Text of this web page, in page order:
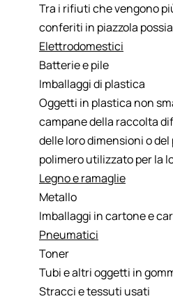
Tra i rifiuti che vengono
conferiti in piazzola
Elettrodomestici
Batterie e pile
Imballaggi di plastica
Oggetti in plastica non
campane della raccolta
delle loro dimensioni o
polimero utilizzato per la
Legno e ramaglie
Metallo
Imballaggi in cartone e
Pneumatici
Toner
Tubi e altri oggetti in
Stracci e tessuti usati